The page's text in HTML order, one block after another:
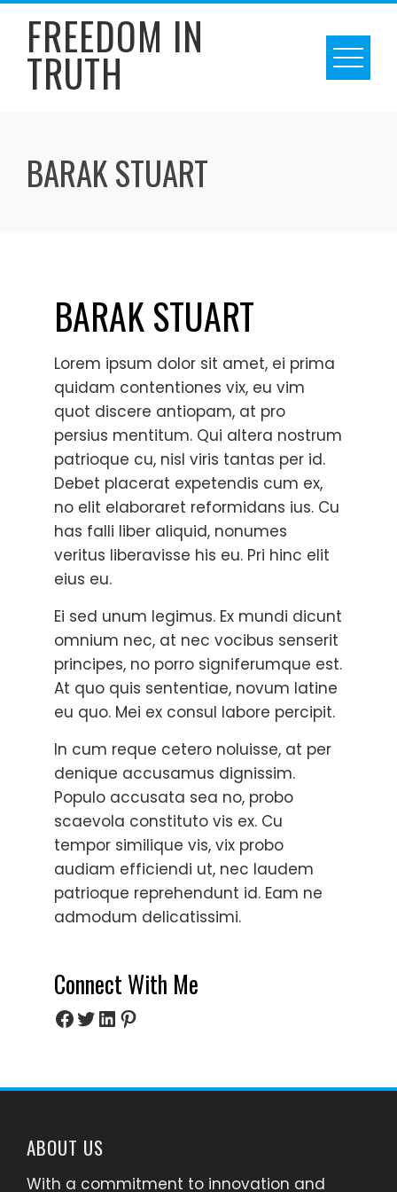
Skip
contentFREEDOM IN
TRUTH
BARAK STUART
BARAK STUART
Lorem ipsum dolor sit amet, ei prima
quidam contentiones vix, eu vim
quot discere antiopam, at pro
persius mentitum. Qui altera nostrum
patrioque cu, nisl viris tantas per id.
Debet placerat expetendis cum ex,
no elit elaboraret reformidans ius. Cu
has falli liber aliquid, nonumes
veritus liberavisse his eu. Pri hinc elit
eius eu.
Ei sed unum legimus. Ex mundi dicunt
omnium nec, at nec vocibus senserit
principes, no porro signiferumque est.
At quo quis sententiae, novum latine
eu quo. Mei ex consul labore percipit.
In cum reque cetero noluisse, at per
denique accusamus dignissim.
Populo accusata sea no, probo
scaevola constituto vis ex. Cu
tempor similique vis, vix probo
audiam efficiendi ut, nec laudem
patrioque reprehendunt id. Eam ne
admodum delicatissimi.
Connect With Me
Facebook Twitter LinkedIn Pinterest
ABOUT US
With a commitment to innovation and